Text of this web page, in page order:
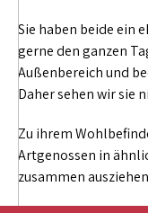
Sie haben beide ein
gerne den ganzen
Außenbereich und
Daher sehen wir sie
Zu ihrem
Artgenossen in
zusammen